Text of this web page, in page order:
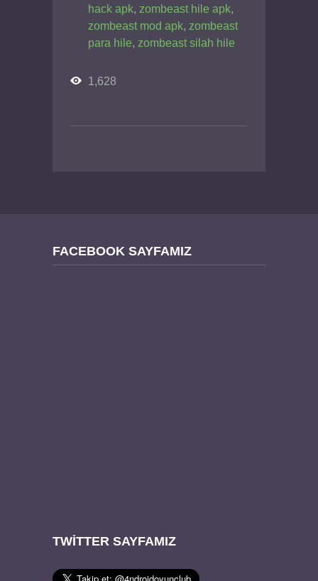
hack apk, zombeast hile apk,
zombeast mod apk, zombeast
para hile, zombeast silah hile
1,628
FACEBOOK SAYFAMIZ
TWITTER SAYFAMIZ